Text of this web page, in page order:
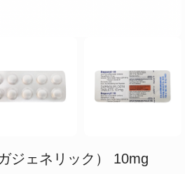
ジェネリック） 10mg